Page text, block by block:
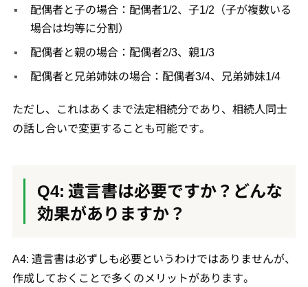
配偶者と子の場合：配偶者1/2、子1/2（子が複数いる
場合は均等に分割）
配偶者と親の場合：配偶者2/3、親1/3
配偶者と兄弟姉妹の場合：配偶者3/4、兄弟姉妹1/4
ただし、これはあくまで法定相続分であり、相続人同士
の話し合いで変更することも可能です。
Q4: 遺言書は必要ですか？どんな
効果がありますか？
A4: 遺言書は必ずしも必要というわけではありませんが、
作成しておくことで多くのメリットがあります。